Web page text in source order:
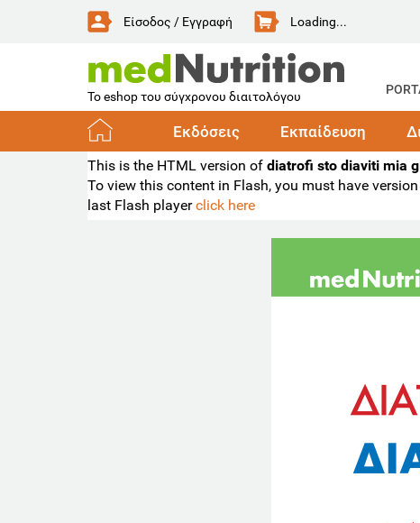
Είσοδος / Εγγραφή Loading...
Το eshop του σύγχρονου διαιτολόγου
E-
Shop -
Εκδόσεις Εκπαίδευση
This is the HTML version of diatrofi sto diaviti mia
To view this content in Flash, you must have
last Flash playerclick here